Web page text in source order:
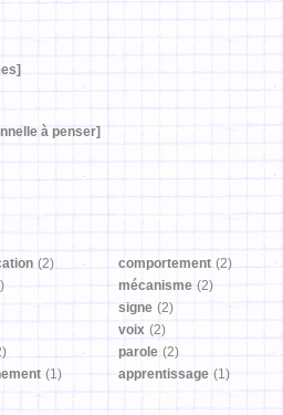
à penser]
(2) comportement (2)
mécanisme (2)
signe (2)
voix (2)
parole (2)
(1) apprentissage (1)